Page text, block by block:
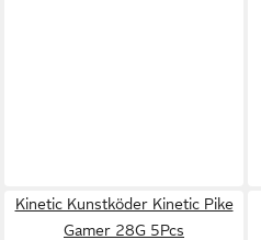
Kinetic Kunstköder Kinetic Pike
Gamer 28G 5Pcs